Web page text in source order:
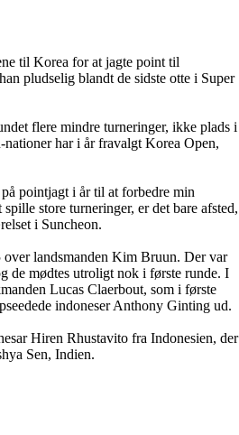
til Korea for at jagte point til
pludselig blandt de sidste otte i Super
flere mindre turneringer, ikke plads i
har i år fravalgt Korea Open,
pointjagt i år til at forbedre min
store turneringer, er det bare afsted,
i Suncheon.
landsmanden Kim Bruun. Der var
de mødtes utroligt nok i første runde. I
Lucas Claerbout, som i første
indoneser Anthony Ginting ud.
Hiren Rhustavito fra Indonesien, der
Sen, Indien.